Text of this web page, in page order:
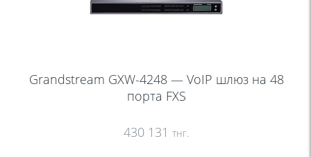
Grandstream GXW-4248 — VoIP шлюз на 48
порта FXS
430 131 тнг.